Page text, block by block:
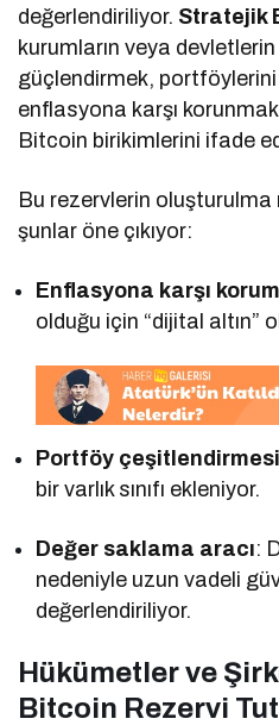
değerlendiriliyor. Stratejik
kurumların veya
güçlendirmek,
enflasyona karşı
Bitcoin birikimlerini ifade
Bu rezervlerin oluşturulma
şunlar öne çıkıyor:
Enflasyona karşı
olduğu için “dijital altın”
Portföy çeşitlendirmesi
bir varlık sınıfı ekleniyor.
Değer saklama aracı:
nedeniyle uzun vadeli
değerlendiriliyor.
Hükümetler ve
Bitcoin Rezervi